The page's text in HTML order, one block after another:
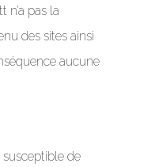
n’a pas la
des sites ainsi
aucune
susceptible de